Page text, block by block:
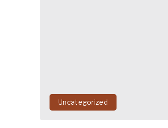
Uncategorized